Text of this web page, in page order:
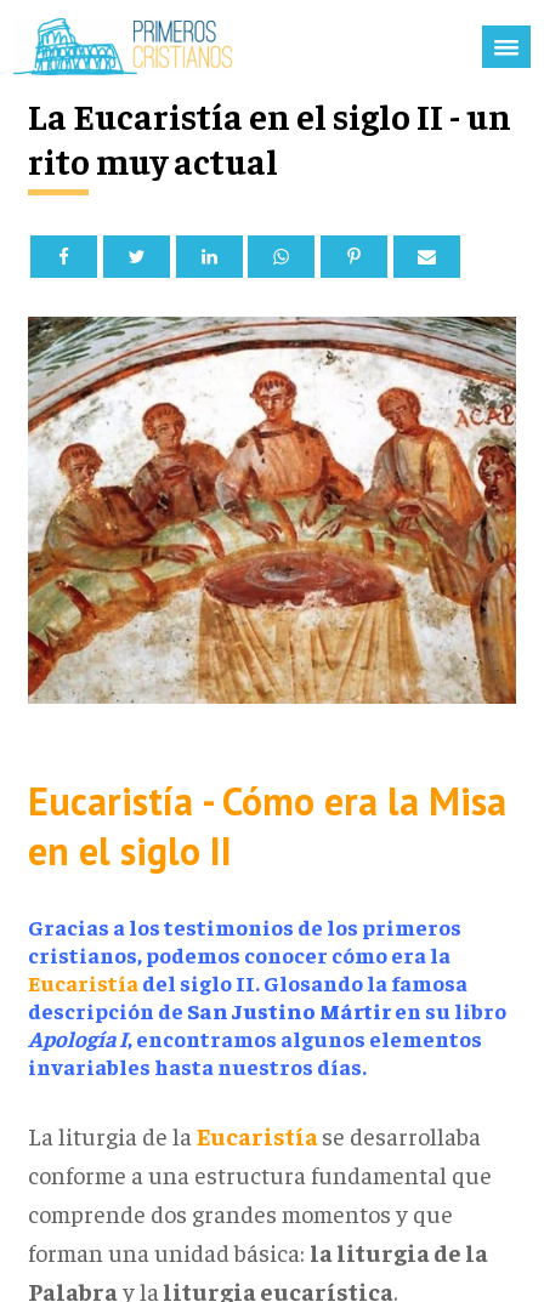
La Eucaristía en el siglo II - un
rito muy actual
Eucaristía - Cómo era la Misa
en el siglo II
Gracias a los testimonios de los primeros
cristianos, podemos conocer cómo era la
Eucaristía del siglo II. Glosando la famosa
descripción de San Justino Mártiren su libro
Apología I, encontramos algunos elementos
invariables hasta nuestros días.
La liturgia de la Eucaristía se desarrollaba
conforme a una estructura fundamental que
comprende dos grandes momentos y que
forman una unidad básica: la liturgia de la
Palabra y la liturgia eucarística.